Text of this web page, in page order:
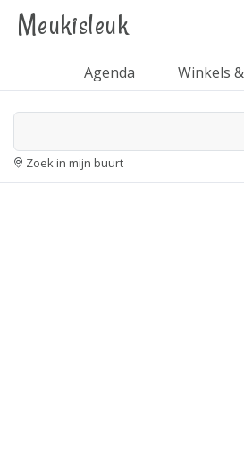
Meukisleuk
Agenda Winkels
Zoek in mijn buurt